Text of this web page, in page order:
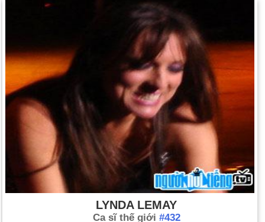
LYNDA LEMAY
Ca sĩ thế giới #432